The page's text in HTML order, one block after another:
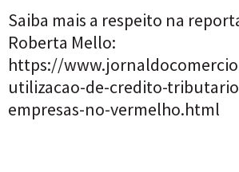
Saiba mais a respeito na
Roberta Mello:
https://
utilizacao-de-credito-
empresas-no-vermelho.html